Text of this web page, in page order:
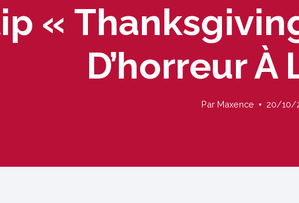
«
D’horreur À
Par Maxence 20/10/